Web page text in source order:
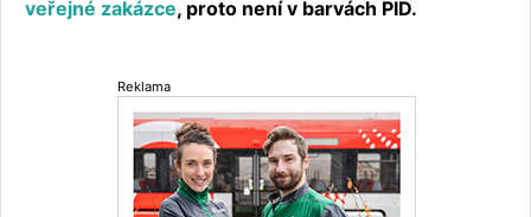
veřejné zakázce, proto není v barvách PID.
Reklama